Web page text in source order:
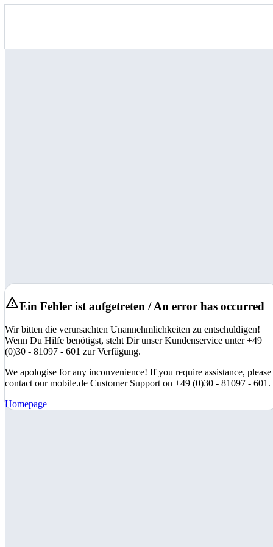
Ein Fehler ist aufgetreten / An error has occurred
Wir bitten die verursachten Unannehmlichkeiten zu entschuldigen!
Wenn Du Hilfe benötigst, steht Dir unser Kundenservice unter +49
(0)30 - 81097 - 601 zur Verfügung.
We apologise for any inconvenience! If you require assistance, please
contact our mobile.de Customer Support on +49 (0)30 - 81097 - 601.
Homepage